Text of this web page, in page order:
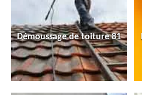
Démoussage de toiture 81